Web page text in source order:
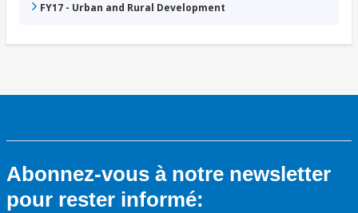
FY17 - Urban and Rural Development
Abonnez-vous à notre newsletter
pour rester informé: